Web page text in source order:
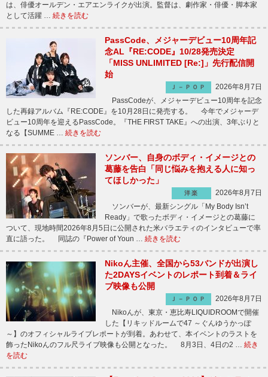
は、俳優オールデン・エアエンライクが出演。監督は、劇作家・俳優・脚本家
として活躍 … 続きを読む
PassCode、メジャーデビュー10周年記
念AL『RE:CODE』10/28発売決定
「MISS UNLIMITED [Re:]」先行配信開
始
Ｊ－ＰＯＰ
2026年8月7日
PassCodeが、メジャーデビュー10周年を記念
した再録アルバム『RE:CODE』を10月28日に発売する。 今年でメジャーデ
ビュー10周年を迎えるPassCode。『THE FIRST TAKE』への出演、3年ぶりと
なる【SUMME … 続きを読む
ソンバー、自身のボディ・イメージとの
葛藤を告白「同じ悩みを抱える人に知っ
てほしかった」
洋楽
2026年8月7日
ソンバーが、最新シングル「My Body Isn’t
Ready」で歌ったボディ・イメージとの葛藤に
ついて、現地時間2026年8月5日に公開された米バラエティのインタビューで率
直に語った。 同誌の『Power of Youn … 続きを読む
Nikoん主催、全国から53バンドが出演し
た2DAYSイベントのレポート到着＆ライ
ブ映像も公開
Ｊ－ＰＯＰ
2026年8月7日
Nikoんが、東京・恵比寿LIQUIDROOMで開催
した【リキッドルームで47 ～ぐんゆうかっぽ
～】のオフィシャルライブレポートが到着。あわせて、本イベントのラストを
飾ったNikoんのフル尺ライブ映像も公開となった。 8月3日、4日の2 … 続き
を読む